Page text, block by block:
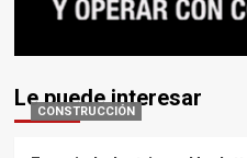
Le puede interesar
CONSTRUCCIÓN